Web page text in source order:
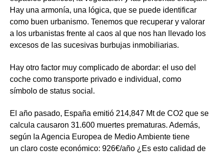
Hay una armonía, una lógica, que se puede identificar
como buen urbanismo. Tenemos que recuperar y valorar
a los urbanistas frente al caos al que nos han llevado los
excesos de las sucesivas burbujas inmobiliarias.
Hay otro factor muy complicado de abordar: el uso del
coche como transporte privado e individual, como
símbolo de status social.
El año pasado, España emitió 214,847 Mt de CO2 que se
calcula causaron 31.600 muertes prematuras. Además,
según la Agencia Europea de Medio Ambiente tiene
un claro coste económico: 926€/año ¿Es esto calidad de